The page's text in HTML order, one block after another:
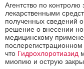
Агентство по контролю
лекарственными
полученных сведений
решение о внесении
медицинскому
что Гидрохлоротиазид
миопию и острую